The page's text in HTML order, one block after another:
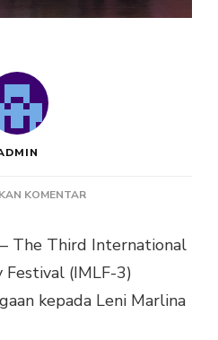
KOMENTARPADA
DARI
IMLF-
PENULIS
The Third International
Festival (IMLF-3)
kepada Leni Marlina